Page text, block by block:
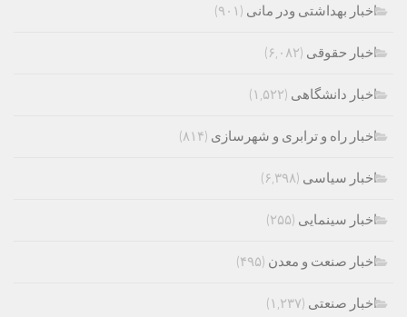
اخبار بهداشتی ودر مانی (۹۰۱)
اخبار حقوقی (۶,۰۸۲)
اخبار دانشگاهی (۱,۵۲۲)
اخبار راه و ترابری و شهرسازی (۸۱۴)
اخبار سیاسی (۶,۳۹۸)
اخبار سینمایی (۲۵۵)
اخبار صنعت و معدن (۴۹۵)
اخبار صنعتی (۱,۲۳۷)